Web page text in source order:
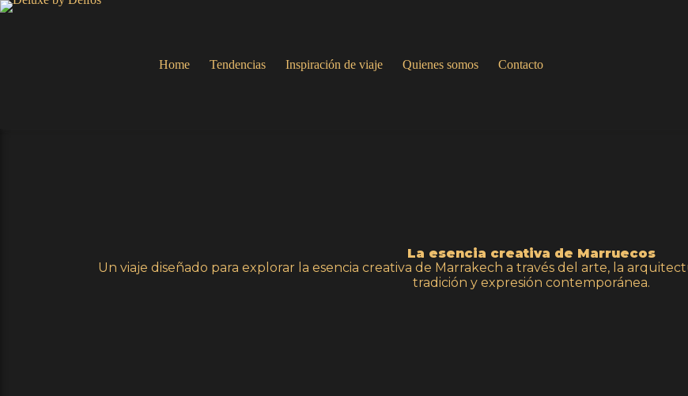
Home Tendencias Inspiración de viaje Quienes somos Contacto
La esencia creativa de Marruecos
Un viaje diseñado para explorar la esencia creativa de Marrakech a través del arte, la
tradición y expresión contemporánea.